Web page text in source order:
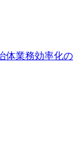
体業務効率化の